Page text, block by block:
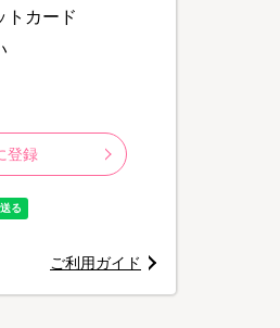
トカード
登録
ご利用ガイド